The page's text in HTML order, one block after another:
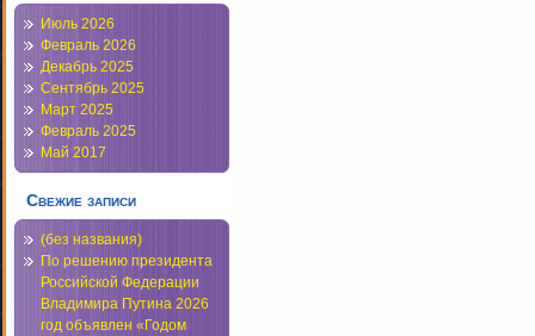
Июль 2026
Февраль 2026
Декабрь 2025
Сентябрь 2025
Март 2025
Февраль 2025
Май 2017
Свежие записи
(без названия)
По решению президента
Российской Федерации
Владимира Путина 2026
год объявлен «Годом